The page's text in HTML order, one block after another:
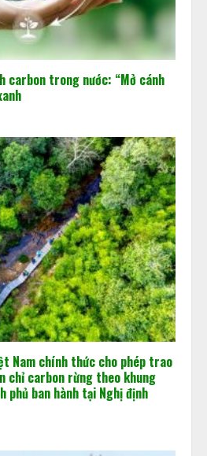
carbon trong nước: “Mở cánh
Nam chính thức cho phép trao
chỉ carbon rừng theo khung
phủ ban hành tại Nghị định
dấu chân carbon quyết định
nghiệp đi hay ở lại thị trường
06/2026